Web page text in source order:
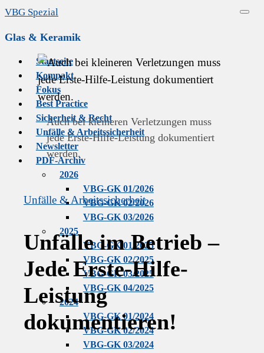
Skip
VBG Spezial
Glas & Keramik
Startseite
Kompakt
Fokus
Best Practice
Sicherheit & Recht
Unfälle & Arbeitssicherheit
Newsletter
PDF-Archiv
2026
VBG-GK 01/2026
VBG-GK 02/2026
VBG-GK 03/2026
2025
VBG-GK 01/2025
VBG-GK 02/2025
VBG-GK 03/2025
VBG-GK 04/2025
2024
VBG-GK 01/2024
VBG-GK 02/2024
VBG-GK 03/2024
Menu
Auch bei kleineren Verletzungen muss
jede Erste-Hilfe-Leistung dokumentiert
werden.
Unfälle & Arbeitssicherheit
Unfälle im Betrieb –
Jede Erste-Hilfe-
Leistung
dokumentieren!